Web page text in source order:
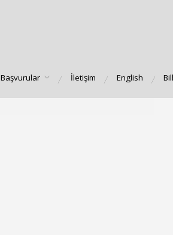
Başvurular İletişim English